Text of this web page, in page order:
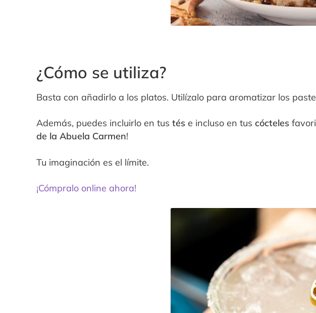
¿Cómo se utiliza?
Basta con añadirlo a los platos. Utilízalo para aromatizar los
Además, puedes incluirlo en tus tés e incluso en tus cócteles
de la Abuela Carmen!
Tu imaginación es el límite.
¡Cómpralo online ahora!